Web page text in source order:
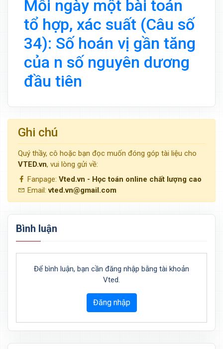
Mỗi ngày một bài toán
tổ hợp, xác suất (Câu số
34): Số hoán vị gần tăng
của n số nguyên dương
đầu tiên
Ghi chú
Quý thầy, cô hoặc bạn đọc muốn đóng góp tài liệu cho
VTED.vn, vui lòng gửi về:
Fanpage: Vted.vn - Học toán online chất lượng cao
Email:vted.vn@gmail.com
Bình luận
Để bình luận, bạn cần đăng nhập bằng tài khoản
Vted.
Đăng nhập